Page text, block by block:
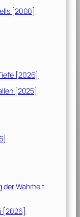
[2000]
[2026]
[2025]
der Wahrheit
[2026]